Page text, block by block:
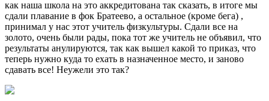
как наша школа на это аккредитована так сказать, в итоге мы
сдали плавание в фок Братеево, а остальное (кроме бега) ,
принимал у нас этот учитель физкультуры. Сдали все на
золото, очень были рады, пока тот же учитель не объявил, что
результаты анулируются, так как вышел какой то приказ, что
теперь нужно куда то ехать в назначенное место, и заново
сдавать все! Неужели это так?